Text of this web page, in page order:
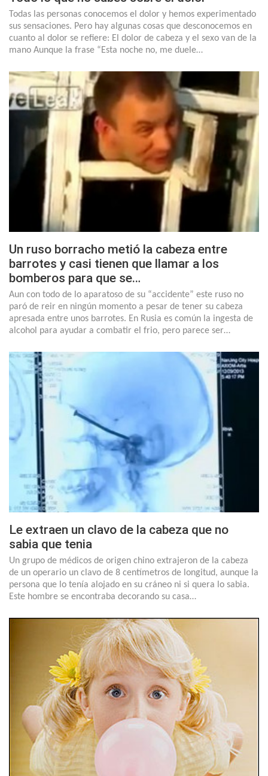
Todas las personas conocemos el dolor y hemos experimentado
sus sensaciones. Pero hay algunas cosas que desconocemos en
cuanto al dolor se refiere: El dolor de cabeza y el sexo van de la
mano Aunque la frase “Esta noche no, me duele…
Un ruso borracho metió la cabeza entre
barrotes y casi tienen que llamar a los
bomberos para que se…
Aun con todo de lo aparatoso de su “accidente” este ruso no
paró de reir en ningún momento a pesar de tener su cabeza
apresada entre unos barrotes. En Rusia es común la ingesta de
alcohol para ayudar a combatir el frio, pero parece ser…
Le extraen un clavo de la cabeza que no
sabia que tenia
Un grupo de médicos de origen chino extrajeron de la cabeza
de un operario un clavo de 8 centímetros de longitud, aunque la
persona que lo tenía alojado en su cráneo ni si quera lo sabia.
Este hombre se encontraba decorando su casa…